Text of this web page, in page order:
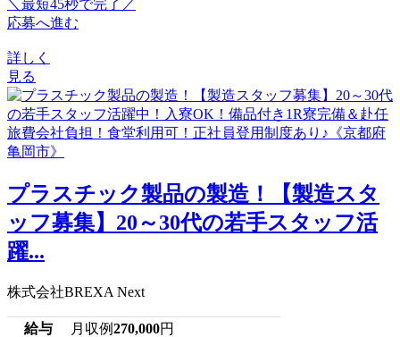
＼最短45秒で完了／
応募へ進む
詳しく
見る
プラスチック製品の製造！【製造スタ
ッフ募集】20～30代の若手スタッフ活
躍...
株式会社BREXA Next
給与 月収例270,000円